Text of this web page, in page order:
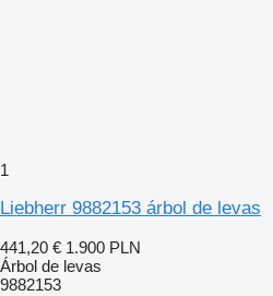
1
Liebherr 9882153 árbol de levas
441,20 € 1.900 PLN
Árbol de levas
9882153